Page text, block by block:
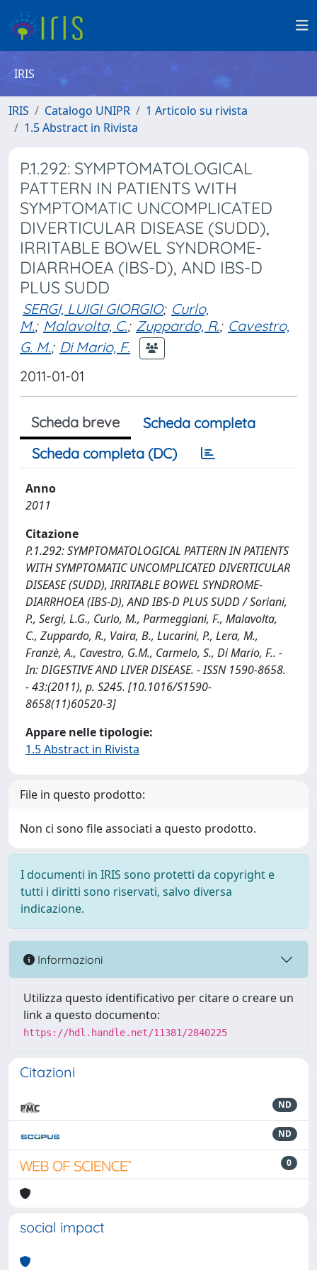
IRIS
IRIS Catalogo UNIPR
1 Articolo su rivista
1.5 Abstract in Rivista
P.1.292: SYMPTOMATOLOGICAL
PATTERN IN PATIENTS WITH
SYMPTOMATIC UNCOMPLICATED
DIVERTICULAR DISEASE (SUDD),
IRRITABLE BOWEL SYNDROME-
DIARRHOEA (IBS-D), AND IBS-D
PLUS SUDD
SERGI, LUIGI GIORGIO; Curlo,
M.; Malavolta, C.; Zuppardo, R.; Cavestro,
G. M.; Di Mario, F.
2011-01-01
Scheda breve
Scheda completa
Scheda completa (DC)
Anno
2011
Citazione
P.1.292: SYMPTOMATOLOGICAL PATTERN IN PATIENTS
WITH SYMPTOMATIC UNCOMPLICATED DIVERTICULAR
DISEASE (SUDD), IRRITABLE BOWEL SYNDROME-
DIARRHOEA (IBS-D), AND IBS-D PLUS SUDD / Soriani,
P., Sergi, L.G., Curlo, M., Parmeggiani, F., Malavolta,
C., Zuppardo, R., Vaira, B., Lucarini, P., Lera, M.,
Franzè, A., Cavestro, G.M., Carmelo, S., Di Mario, F.. -
In: DIGESTIVE AND LIVER DISEASE. - ISSN 1590-8658.
- 43:(2011), p. S245. [10.1016/S1590-
8658(11)60520-3]
Appare nelle tipologie:
1.5 Abstract in Rivista
File in questo prodotto:
Non ci sono file associati a questo prodotto.
I documenti in IRIS sono protetti da copyright e
tutti i diritti sono riservati, salvo diversa
indicazione.
Informazioni
Utilizza questo identificativo per citare o creare un
link a questo documento:
https://hdl.handle.net/11381/2840225
Citazioni
ND
ND
0
social impact